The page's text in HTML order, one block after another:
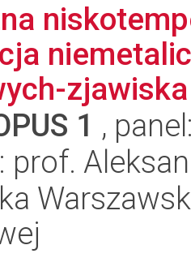
1 ,
prof.